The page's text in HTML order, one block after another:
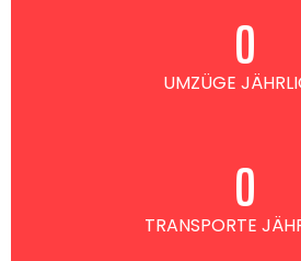
UMZÜGE0
TRANSPORTE
0